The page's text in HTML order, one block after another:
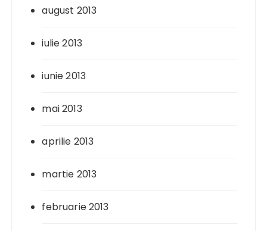
august 2013
iulie 2013
iunie 2013
mai 2013
aprilie 2013
martie 2013
februarie 2013